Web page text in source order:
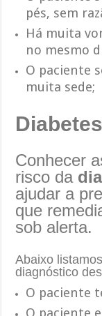
pés, sem
Há muita
no mesmo
O paciente
muita sede;
Conhecer
risco da
ajudar a
que
sob alerta.
Abaixo
diagnóstico
O paciente
O paciente